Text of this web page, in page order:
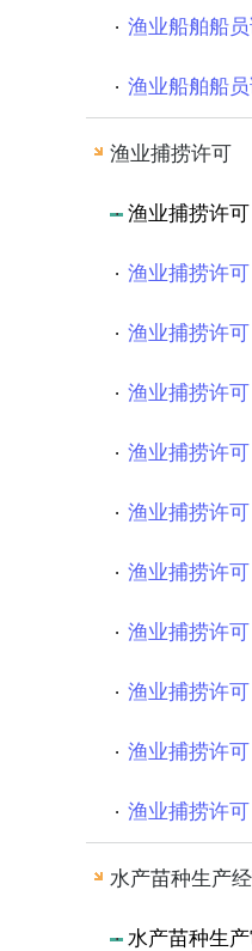
渔业船舶船
渔业船舶船
渔业捕捞许可
渔业捕捞许可
渔业捕捞许
渔业捕捞许
渔业捕捞许
渔业捕捞许
渔业捕捞许
渔业捕捞许
渔业捕捞许
渔业捕捞许
渔业捕捞许
渔业捕捞许
水产苗种生产
水产苗种生产